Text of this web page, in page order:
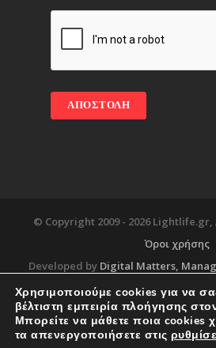
© Copyright 2009 - 2026 Lightlife.gr,
Όροι χρήσης
Developed by Digital Matters,
Blog About Services
Χρησιμοποιούμε cookies για να
βέλτιστη εμπειρία πλοήγησης
Μπορείτε να μάθετε ποια cookies
τα απενεργοποιήσετε στις